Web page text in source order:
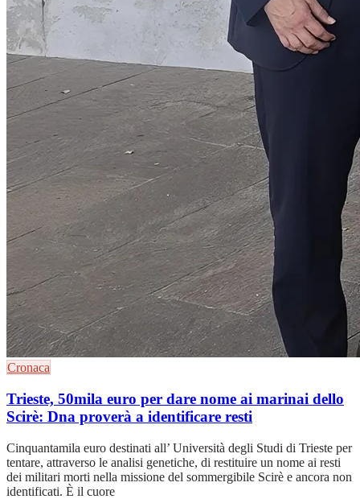
Cronaca
Trieste, 50mila euro per dare nome ai marinai dello
Scirè: Dna proverà a identificare resti
Cinquantamila euro destinati all’ Università degli Studi di Trieste per
tentare, attraverso le analisi genetiche, di restituire un nome ai resti
dei militari morti nella missione del sommergibile Scirè e ancora non
identificati. È il cuore